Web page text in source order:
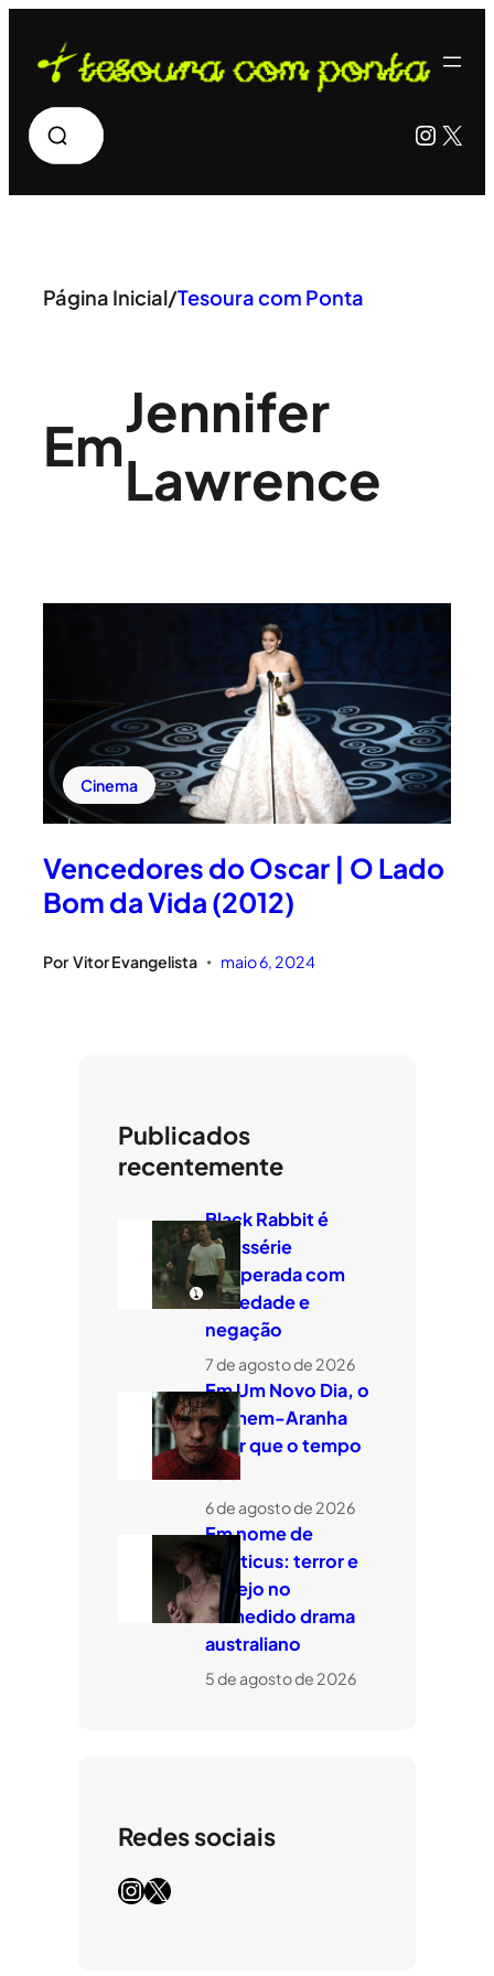
para
conteúdo
Pesquisar X
Página Inicial/Tesoura com Ponta
Em
Jennifer
Lawrence
Cinema
Vencedores do Oscar | O Lado
Bom da Vida (2012)
Por Vitor Evangelista • maio 6, 2024
Publicados
recentemente
Black Rabbit é
minissérie
temperada com
ansiedade e
negação
7 de agosto de 2026
Em Um Novo Dia, o
Homem-Aranha
quer que o tempo
voe
6 de agosto de 2026
Em nome de
Leviticus: terror e
desejo no
comedido drama
australiano
5 de agosto de 2026
Redes sociais
InstagramX